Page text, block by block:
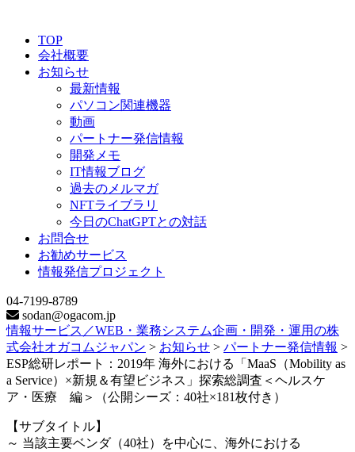
TOP
会社概要
お知らせ
最新情報
パソコン関連機器
動画
パートナー発信情報
開発メモ
IT情報ブログ
過去のメルマガ
NFTライブラリ
今日のChatGPTとの対話
お問合せ
お勧めサービス
情報発信プロジェクト
04-7199-8789
sodan@ogacom.jp
情報サービス／WEB・業務システム企画・開発・運用の株
式会社オガコムジャパン > お知らせ > パートナー発信情報 >
ESP総研レポート：2019年 海外における「MaaS（Mobility as
a Service）×新規＆有望ビジネス」探索総調査＜ヘルスケ
ア・医療 編＞（公開シーズ：40社×181枚付き）
【サブタイトル】
～ 当該主要ベンダ（40社）を中心に、海外における